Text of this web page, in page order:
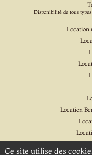
Disponibilité de tous
Location
Location
Ce site utilise des